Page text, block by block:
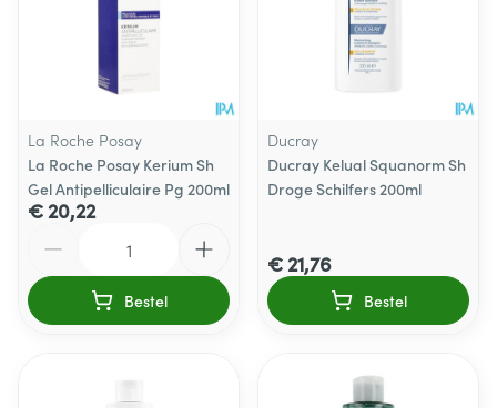
La Roche Posay
La Roche Posay Kerium Sh
Gel Antipelliculaire Pg 200ml
€ 20,22
Bestel
Ducray
Ducray Kelual Squanorm Sh
Droge Schilfers 200ml
€ 21,76
Bestel